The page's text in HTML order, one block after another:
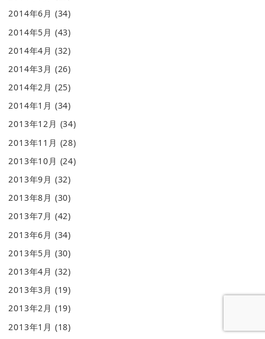
2014年6月 (34)
2014年5月 (43)
2014年4月 (32)
2014年3月 (26)
2014年2月 (25)
2014年1月 (34)
2013年12月 (34)
2013年11月 (28)
2013年10月 (24)
2013年9月 (32)
2013年8月 (30)
2013年7月 (42)
2013年6月 (34)
2013年5月 (30)
2013年4月 (32)
2013年3月 (19)
2013年2月 (19)
2013年1月 (18)